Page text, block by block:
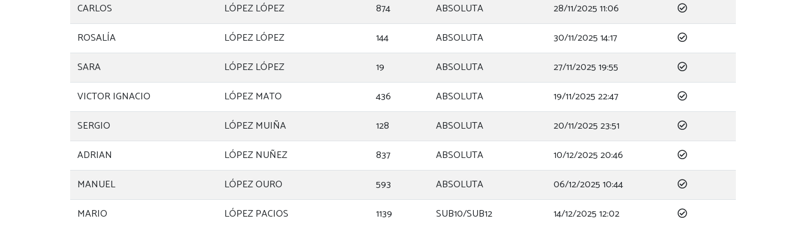
CARLOS
LÓPEZ LÓPEZ 874 ABSOLUTA
28/11/2025 11:06
ROSALÍA
LÓPEZ LÓPEZ 144 ABSOLUTA
30/11/2025 14:17
SARA
LÓPEZ LÓPEZ 19 ABSOLUTA
27/11/2025 19:55
VICTOR IGNACIO
LÓPEZ MATO 436 ABSOLUTA
19/11/2025 22:47
SERGIO
LÓPEZ MUIÑA 128 ABSOLUTA
20/11/2025 23:51
ADRIAN
LÓPEZ NUÑEZ 837 ABSOLUTA
10/12/2025 20:46
MANUEL
LÓPEZ OURO 593 ABSOLUTA
06/12/2025 10:44
MARIO
LÓPEZ PACIOS 1139 SUB10/SUB12
14/12/2025 12:02